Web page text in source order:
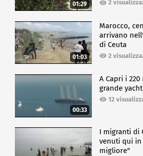
della regia di alcune puntate della
sento di avere la possibilità di
di grande mi è stato dato più di
offrire una chance a tanti giovani
le proprie capacità e confrontarsi
l'intransigenza di chi non può e non
01:29 2
01:03
Marocco,
arrivano
di Ceuta
2
00:33
A Capri i
grande
12
I migranti di
venuti qui in
migliore"